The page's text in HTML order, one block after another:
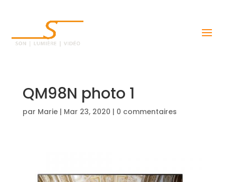
QM98N photo 1
par Marie| Mar 23, 2020 | 0 commentaires